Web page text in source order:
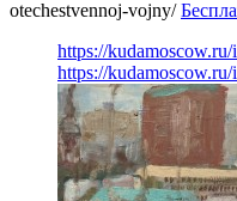
otechestvennoj-vojny/
https://
https://